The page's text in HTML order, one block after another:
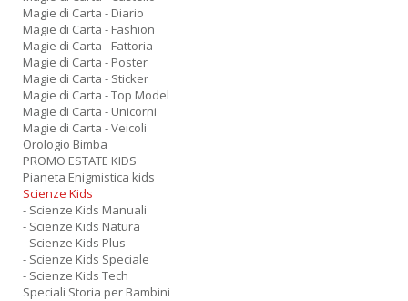
Magie di Carta - Diario
Magie di Carta - Fashion
Magie di Carta - Fattoria
Magie di Carta - Poster
Magie di Carta - Sticker
Magie di Carta - Top Model
Magie di Carta - Unicorni
Magie di Carta - Veicoli
Orologio Bimba
PROMO ESTATE KIDS
Pianeta Enigmistica kids
Scienze Kids
- Scienze Kids Manuali
- Scienze Kids Natura
- Scienze Kids Plus
- Scienze Kids Speciale
- Scienze Kids Tech
Speciali Storia per Bambini